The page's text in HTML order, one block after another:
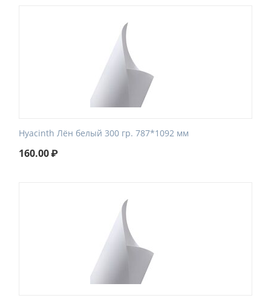
Hyacinth Лён белый 300 гр. 787*1092 мм
160.00₽